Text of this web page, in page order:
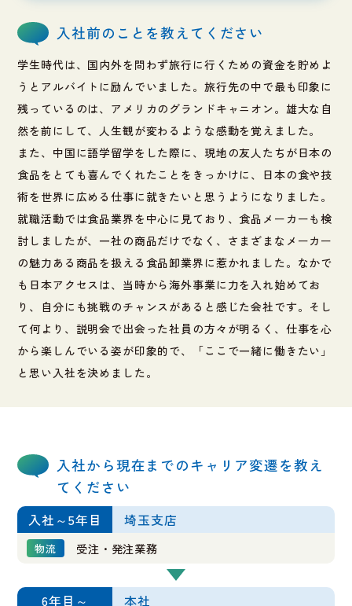
入社前のことを教えてください
学生時代は、国内外を問わず旅行に行くための資金を貯めよ
うとアルバイトに励んでいました。旅行先の中で最も印象に
残っているのは、アメリカのグランドキャニオン。雄大な自
然を前にして、人生観が変わるような感動を覚えました。
また、中国に語学留学をした際に、現地の友人たちが日本の
食品をとても喜んでくれたことをきっかけに、日本の食や技
術を世界に広める仕事に就きたいと思うようになりました。
就職活動では食品業界を中心に見ており、食品メーカーも検
討しましたが、一社の商品だけでなく、さまざまなメーカー
の魅力ある商品を扱える食品卸業界に惹かれました。なかで
も日本アクセスは、当時から海外事業に力を入れ始めてお
り、自分にも挑戦のチャンスがあると感じた会社です。そし
て何より、説明会で出会った社員の方々が明るく、仕事を心
から楽しんでいる姿が印象的で、「ここで一緒に働きたい」
と思い入社を決めました。
入社から現在までのキャリア変遷を教え
てください
入社～5年目 埼玉支店
物流 受注・発注業務
6年目～ 本社